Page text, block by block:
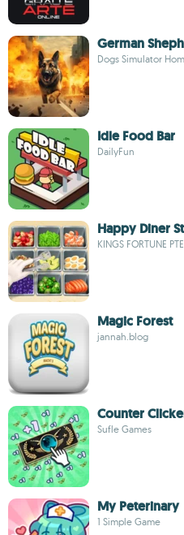
German
Dogs Simulator
Idle Food Bar
DailyFun
Happy Diner
KINGS FORTUNE
Magic Forest
jannah.blog
Counter
Sufle Games
My Peterinary
1 Simple Game